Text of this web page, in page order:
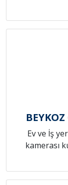
Ev ve İş
kamerası